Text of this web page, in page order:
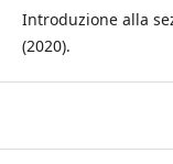
Introduzione alla
(2020).